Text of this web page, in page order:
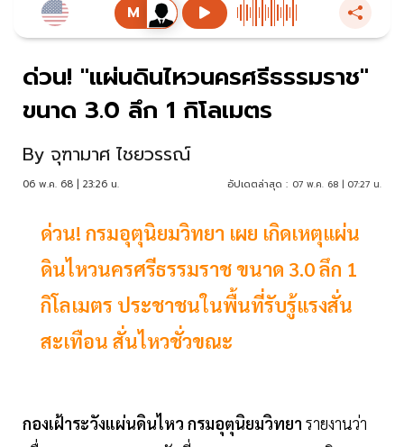
ด่วน! "แผ่นดินไหว​นครศรีธรรมราช"
ขนาด 3.0 ลึก 1 กิโลเมตร
By จุฑามาศ ไชยวรรณ์
06 พ.ค. 68 | 23:26 น. อัปเดตล่าสุด : 07 พ.ค. 68 | 07:27 น.
ด่วน! กรมอุตุนิยมวิทยา​ เผย เกิดเหตุแผ่น
ดินไหว​นครศรีธรรมราช​ ขนาด 3.0 ลึก 1
กิโลเมตร ประชาชนในพื้นที่รับรู้แรงสั่น
สะเทือน สั่นไหวชั่วขณะ
กองเฝ้าระวัง​แผ่นดินไหว ​กรมอุตุ​นิยม​วิทยา รายงานว่า​